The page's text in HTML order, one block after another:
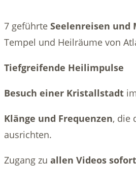
7 geführte Seelenreisen und
Tempel und Heilräume von
Tiefgreifende Heilimpulse
Besuch einer Kristallstadt
Klänge und Frequenzen, die
ausrichten.
Zugang zu allen Videos